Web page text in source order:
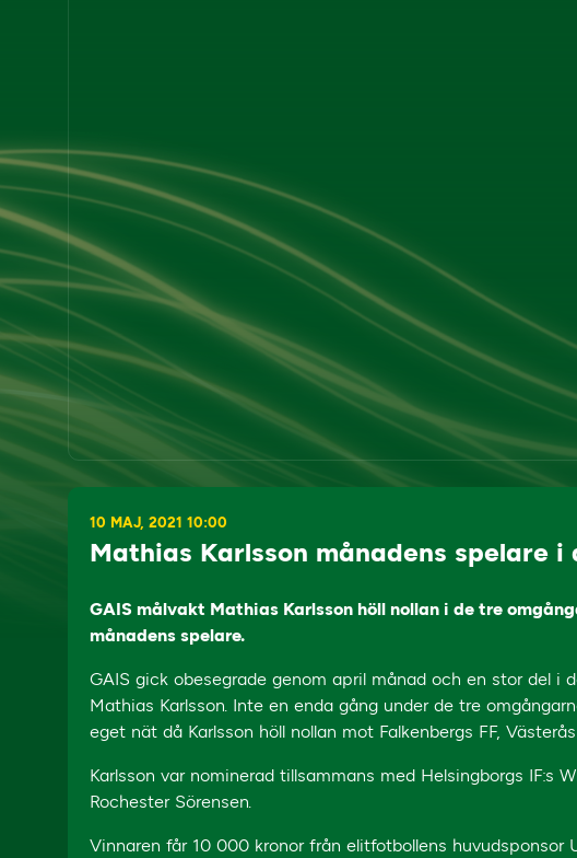
10 MAJ, 2021 10:00
Mathias Karlsson månadens spelare i
GAIS målvakt Mathias Karlsson höll nollan i de tre
månadens spelare.
GAIS gick obesegrade genom april månad och en stor del i
Mathias Karlsson. Inte en enda gång under de tre
eget nät då Karlsson höll nollan mot Falkenbergs FF,
Karlsson var nominerad tillsammans med Helsingborgs IF:s
Rochester Sörensen.
Vinnaren får 10 000 kronor från elitfotbollens